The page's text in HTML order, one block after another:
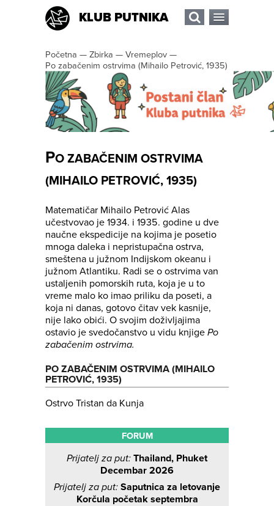
KLUB PUTNIKA
Početna — Zbirka — Vremeplov —
Po zabačenim ostrvima (Mihailo Petrović, 1935)
PO ZABAČENIM OSTRVIMA
(MIHAILO PETROVIĆ, 1935)
Matematičar Mihailo Petrović Alas
učestvovao je 1934. i 1935. godine u dve
naučne ekspedicije na kojima je posetio
mnoga daleka i nepristupačna ostrva,
smeštena u južnom Indijskom okeanu i
južnom Atlantiku. Radi se o ostrvima van
ustaljenih pomorskih ruta, koja je u to
vreme malo ko imao priliku da poseti, a
koja ni danas, gotovo čitav vek kasnije,
nije lako obići. O svojim doživljajima
ostavio je svedočanstvo u vidu knjige Po
zabačenim ostrvima.
PO ZABAČENIM OSTRVIMA (MIHAILO
PETROVIĆ, 1935)
Ostrvo Tristan da Kunja
FORUM
Prijatelj za put: Thailand, Phuket
Decembar 2026
Prijatelj za put: Saputnica za letovanje
Korčula početak septembra